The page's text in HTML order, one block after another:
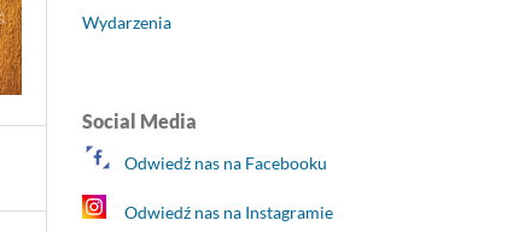
Wydarzenia
Social Media
Odwiedż nas na Facebooku
Odwiedź nas na Instagramie